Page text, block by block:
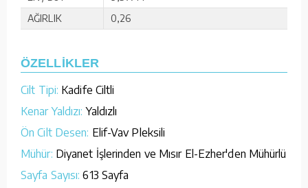
AĞIRLIK
0,26
ÖZELLİKLER
Cilt Tipi: Kadife Ciltli
Kenar Yaldızı: Yaldızlı
Ön Cilt Desen: Elif-Vav Pleksili
Mühür: Diyanet İşlerinden ve Mısır El-Ezher'den Mühürlü
Sayfa Sayısı: 613 Sayfa